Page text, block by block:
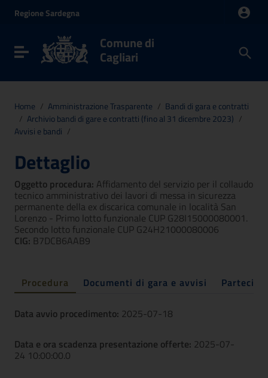
Vai al menu di navigazione
RegioneSardegna
Toggle navigation Comune di
Cagliari
Home / Amministrazione Trasparente / Bandi di gara e contratti
/ Archivio bandi di gare e contratti (fino al 31 dicembre 2023) /
Avvisi e bandi /
Dettaglio
Oggetto procedura: Affidamento del servizio per il collaudo
tecnico amministrativo dei lavori di messa in sicurezza
permanente della ex discarica comunale in località San
Lorenzo - Primo lotto funzionale CUP G28I15000080001.
Secondo lotto funzionale CUP G24H21000080006
CIG: B7DCB6AAB9
Procedura Documenti di gara e avvisi
Data avvio procedimento: 2025-07-18
Data e ora scadenza presentazione offerte: 2025-07-
24 10:00:00.0